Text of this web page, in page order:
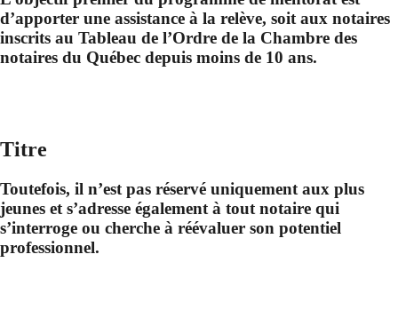
d’apporter une assistance à la relève, soit aux notaires
inscrits au Tableau de l’Ordre de la Chambre des
notaires du Québec depuis moins de 10 ans.
Titre
Toutefois, il n’est pas réservé uniquement aux plus
jeunes et s’adresse également à tout notaire qui
s’interroge ou cherche à réévaluer son potentiel
professionnel.